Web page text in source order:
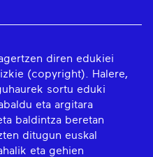
diren edukiei
(copyright). Halere,
sortu eduki
eta argitara
baldintza beretan
ditugun euskal
eta gehien